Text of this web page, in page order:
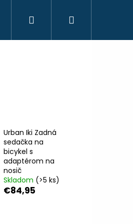
Hľadať Prihlásenie
Urban Iki Zadná
sedačka na
bicykel s
adaptérom na
nosič
Skladom (>5 ks)
€84,95